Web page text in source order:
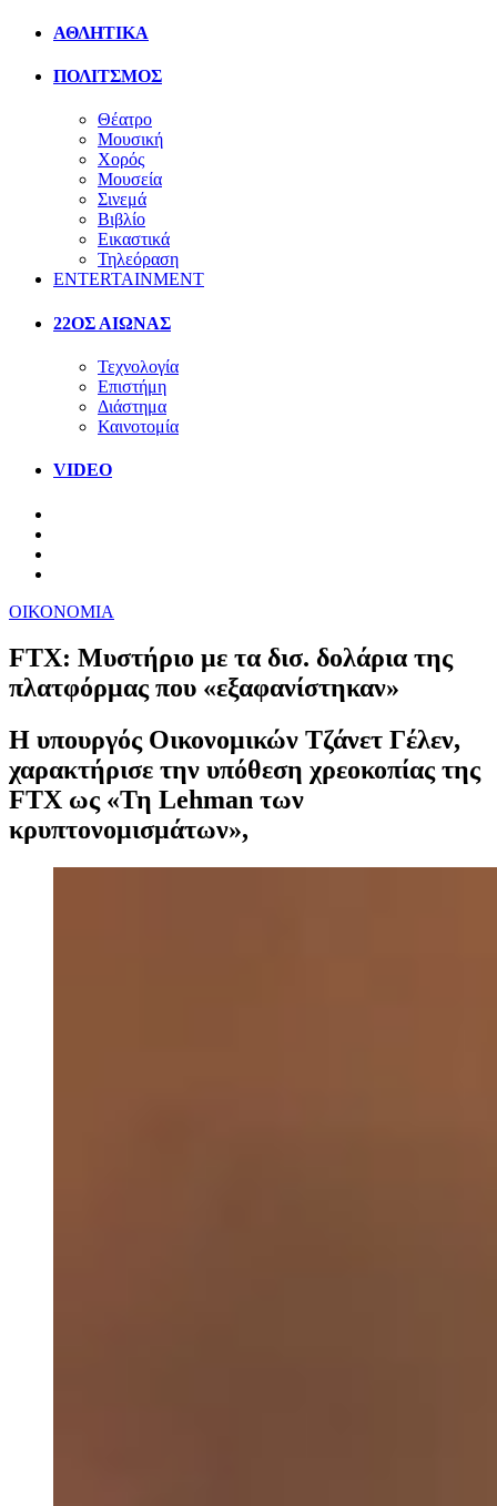
ΑΘΛΗΤΙΚΑ
ΠΟΛΙΤΣΜΟΣ
Θέατρο
Μουσική
Χορός
Μουσεία
Σινεμά
Βιβλίο
Εικαστικά
Τηλεόραση
ENTERTAINMENT
22ΟΣ ΑΙΩΝΑΣ
Τεχνολογία
Επιστήμη
Διάστημα
Καινοτομία
VIDEO
ΟΙΚΟΝΟΜΙΑ
FTX: Μυστήριο με τα δισ. δολάρια της
πλατφόρμας που «εξαφανίστηκαν»
Η υπουργός Οικονομικών Τζάνετ Γέλεν,
χαρακτήρισε την υπόθεση χρεοκοπίας της
FTX ως «Τη Lehman των
κρυπτονομισμάτων»,